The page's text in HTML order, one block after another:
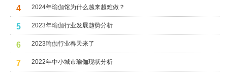
4 2024年瑜伽馆为什么越来越难做？
5 2023年瑜伽行业发展趋势分析
6 2023瑜伽行业春天来了
7 2022年中小城市瑜伽现状分析